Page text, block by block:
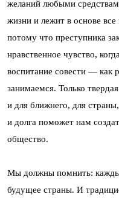
желаний любыми
жизни и лежит в основе
потому что преступника
нравственное чувство,
воспитание совести — как
занимаемся. Только
и для ближнего, для
и долга поможет нам
общество.
Мы должны помнить:
будущее страны. И